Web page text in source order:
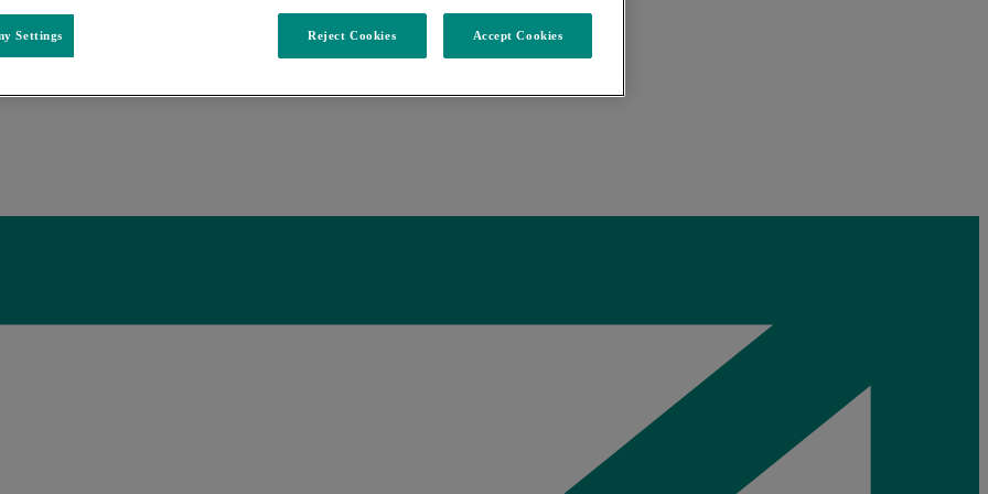
Reject Cookies Accept Cookies
Settings